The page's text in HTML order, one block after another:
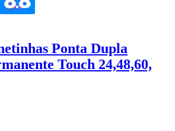
Ponta Dupla
Touch 24,48,60,